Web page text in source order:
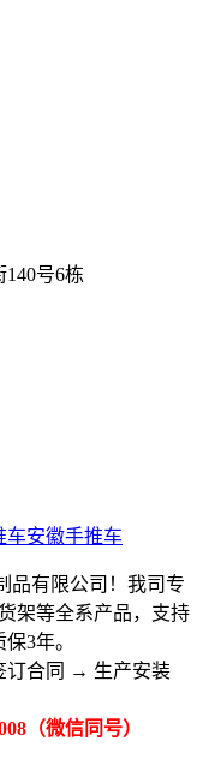
号6栋
车安徽手推车
品有限公司！我司专
架等全系产品，支持
3年。
订合同 → 生产安装
（微信同号）